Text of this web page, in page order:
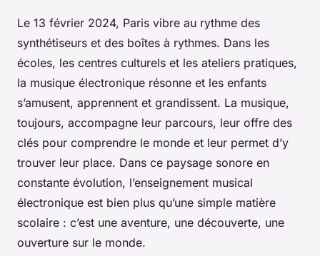
Le 13 février 2024, Paris vibre au rythme des
synthétiseurs et des boîtes à rythmes. Dans les
écoles, les centres culturels et les ateliers pratiques,
la musique électronique résonne et les enfants
s’amusent, apprennent et grandissent. La musique,
toujours, accompagne leur parcours, leur offre des
clés pour comprendre le monde et leur permet d’y
trouver leur place. Dans ce paysage sonore en
constante évolution, l’enseignement musical
électronique est bien plus qu’une simple matière
scolaire : c’est une aventure, une découverte, une
ouverture sur le monde.